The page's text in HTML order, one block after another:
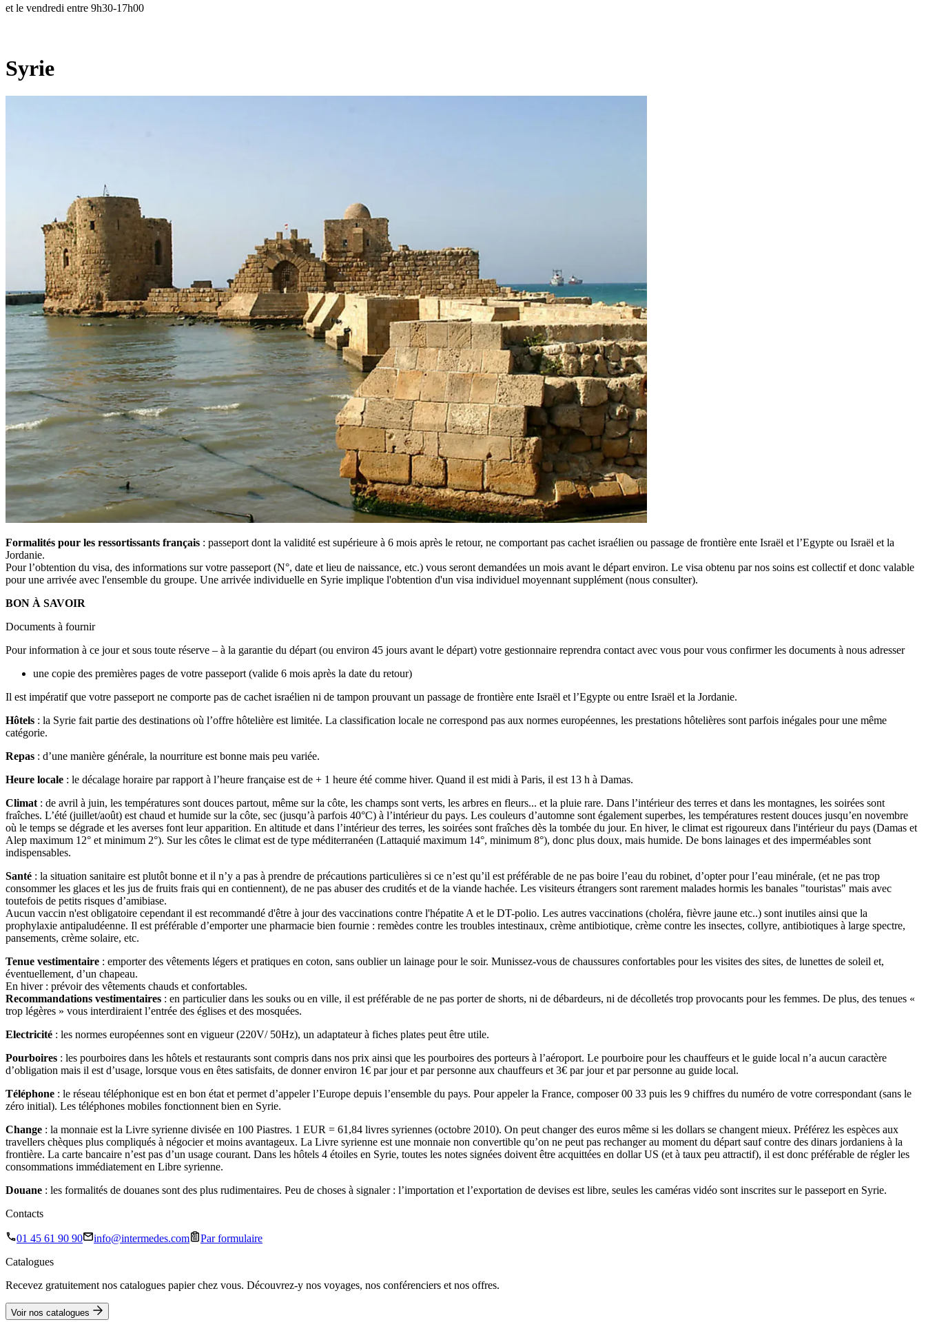
et le vendredi entre 9h30-17h00
Syrie
Formalités pour les ressortissants français : passeport dont la validité est supérieure à 6 mois après le retour, ne comportant pas cachet israélien ou passage de frontière ente Israël et l’Egypte ou Israël et la
Jordanie.
Pour l’obtention du visa, des informations sur votre passeport (N°, date et lieu de naissance, etc.) vous seront demandées un mois avant le départ environ. Le visa obtenu par nos soins est collectif et donc valable
pour une arrivée avec l'ensemble du groupe. Une arrivée individuelle en Syrie implique l'obtention d'un visa individuel moyennant supplément (nous consulter).
BON À SAVOIR
Documents à fournir
Pour information à ce jour et sous toute réserve – à la garantie du départ (ou environ 45 jours avant le départ) votre gestionnaire reprendra contact avec vous pour vous confirmer les documents à nous adresser
une copie des premières pages de votre passeport (valide 6 mois après la date du retour)
Il est impératif que votre passeport ne comporte pas de cachet israélien ni de tampon prouvant un passage de frontière ente Israël et l’Egypte ou entre Israël et la Jordanie.
Hôtels : la Syrie fait partie des destinations où l’offre hôtelière est limitée. La classification locale ne correspond pas aux normes européennes, les prestations hôtelières sont parfois inégales pour une même
catégorie.
Repas : d’une manière générale, la nourriture est bonne mais peu variée.
Heure locale : le décalage horaire par rapport à l’heure française est de + 1 heure été comme hiver. Quand il est midi à Paris, il est 13 h à Damas.
Climat : de avril à juin, les températures sont douces partout, même sur la côte, les champs sont verts, les arbres en fleurs... et la pluie rare. Dans l’intérieur des terres et dans les montagnes, les soirées sont
fraîches. L’été (juillet/août) est chaud et humide sur la côte, sec (jusqu’à parfois 40°C) à l’intérieur du pays. Les couleurs d’automne sont également superbes, les températures restent douces jusqu’en novembre
où le temps se dégrade et les averses font leur apparition. En altitude et dans l’intérieur des terres, les soirées sont fraîches dès la tombée du jour. En hiver, le climat est rigoureux dans l'intérieur du pays (Damas et
Alep maximum 12° et minimum 2°). Sur les côtes le climat est de type méditerranéen (Lattaquié maximum 14°, minimum 8°), donc plus doux, mais humide. De bons lainages et des imperméables sont
indispensables.
Santé : la situation sanitaire est plutôt bonne et il n’y a pas à prendre de précautions particulières si ce n’est qu’il est préférable de ne pas boire l’eau du robinet, d’opter pour l’eau minérale, (et ne pas trop
consommer les glaces et les jus de fruits frais qui en contiennent), de ne pas abuser des crudités et de la viande hachée. Les visiteurs étrangers sont rarement malades hormis les banales "touristas" mais avec
toutefois de petits risques d’amibiase.
Aucun vaccin n'est obligatoire cependant il est recommandé d'être à jour des vaccinations contre l'hépatite A et le DT-polio. Les autres vaccinations (choléra, fièvre jaune etc..) sont inutiles ainsi que la
prophylaxie antipaludéenne. Il est préférable d’emporter une pharmacie bien fournie : remèdes contre les troubles intestinaux, crème antibiotique, crème contre les insectes, collyre, antibiotiques à large spectre,
pansements, crème solaire, etc.
Tenue vestimentaire : emporter des vêtements légers et pratiques en coton, sans oublier un lainage pour le soir. Munissez-vous de chaussures confortables pour les visites des sites, de lunettes de soleil et,
éventuellement, d’un chapeau.
En hiver : prévoir des vêtements chauds et confortables.
Recommandations vestimentaires : en particulier dans les souks ou en ville, il est préférable de ne pas porter de shorts, ni de débardeurs, ni de décolletés trop provocants pour les femmes. De plus, des tenues «
trop légères » vous interdiraient l’entrée des églises et des mosquées.
Electricité : les normes européennes sont en vigueur (220V/ 50Hz), un adaptateur à fiches plates peut être utile.
Pourboires : les pourboires dans les hôtels et restaurants sont compris dans nos prix ainsi que les pourboires des porteurs à l’aéroport. Le pourboire pour les chauffeurs et le guide local n’a aucun caractère
d’obligation mais il est d’usage, lorsque vous en êtes satisfaits, de donner environ 1€ par jour et par personne aux chauffeurs et 3€ par jour et par personne au guide local.
Téléphone : le réseau téléphonique est en bon état et permet d’appeler l’Europe depuis l’ensemble du pays. Pour appeler la France, composer 00 33 puis les 9 chiffres du numéro de votre correspondant (sans le
zéro initial). Les téléphones mobiles fonctionnent bien en Syrie.
Change : la monnaie est la Livre syrienne divisée en 100 Piastres. 1 EUR = 61,84 livres syriennes (octobre 2010). On peut changer des euros même si les dollars se changent mieux. Préférez les espèces aux
travellers chèques plus compliqués à négocier et moins avantageux. La Livre syrienne est une monnaie non convertible qu’on ne peut pas rechanger au moment du départ sauf contre des dinars jordaniens à la
frontière. La carte bancaire n’est pas d’un usage courant. Dans les hôtels 4 étoiles en Syrie, toutes les notes signées doivent être acquittées en dollar US (et à taux peu attractif), il est donc préférable de régler les
consommations immédiatement en Libre syrienne.
Douane : les formalités de douanes sont des plus rudimentaires. Peu de choses à signaler : l’importation et l’exportation de devises est libre, seules les caméras vidéo sont inscrites sur le passeport en Syrie.
Contacts
01 45 61 90 90 info@intermedes.com
Par formulaire
Catalogues
Recevez gratuitement nos catalogues papier chez vous. Découvrez-y nos voyages, nos conférenciers et nos offres.
Voir nos catalogues